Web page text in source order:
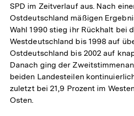
SPD im Zeitverlauf aus. Nach
Ostdeutschland mäßigen
Wahl 1990 stieg ihr Rückhalt bei
Westdeutschland bis 1998 auf
Ostdeutschland bis 2002 auf
Danach ging der
beiden Landesteilen
zuletzt bei 21,9 Prozent im
Osten.